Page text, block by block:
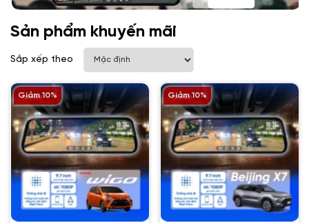
Sản phẩm khuyến mãi
Sắp xếp theo
Giảm 10% Giảm 10%